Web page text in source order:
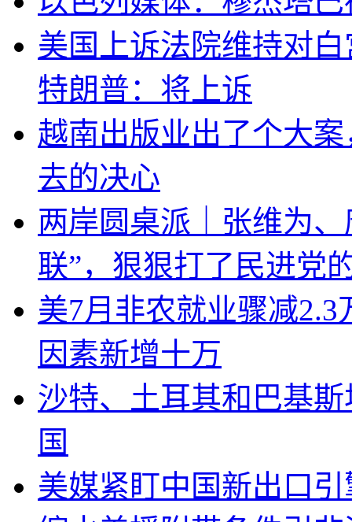
美国上诉法院维持对
特朗普：将上诉
越南出版业出了个大
去的决心
两岸圆桌派｜张维为
联”，狠狠打了民进党
美7月非农就业骤减
因素新增十万
沙特、土耳其和巴基
国
美媒紧盯中国新出口